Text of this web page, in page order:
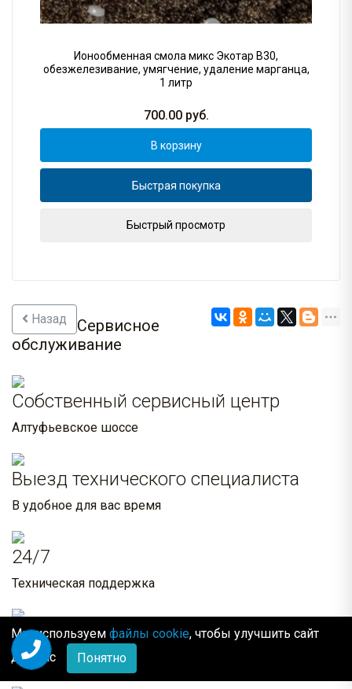
Ионообменная смола микс Экотар B30,
обезжелезивание, умягчение, удаление марганца,
1 литр
700.00руб.
В корзину
Быстрая покупка
Быстрый просмотр
Назад
Сервисное
обслуживание
Собственный сервисный центр
Алтуфьевское шоссе
Выезд технического специалиста
В удобное для вас время
24/7
Техническая поддержка
Всегда в наличии
Комплектующие и расходные материалы
Мы используем файлы cookie, чтобы улучшить сайт
для Вас
Понятно